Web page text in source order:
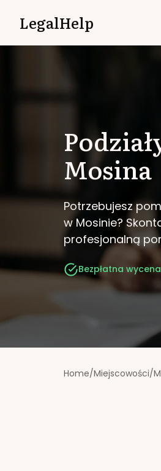
LegalHelp
Mosina
Potrzebujesz
w Mosinie?
profesjonalną
Bezpłatna wycena
Home/Miejscowości/